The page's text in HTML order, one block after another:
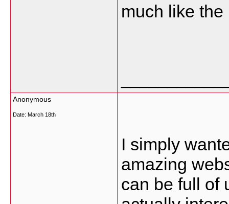
much like
Anonymous
Date: March 18th
I simply
amazing
can be full of